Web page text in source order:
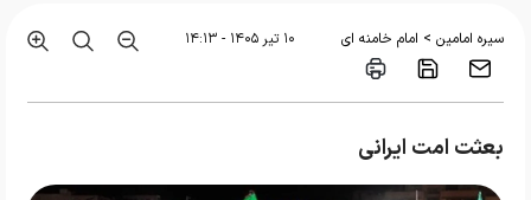
سیره امامین > امام خامنه ای ۱۰ تير ۱۴۰۵ - ۱۴:۱۳
بعثت امت ایرانی